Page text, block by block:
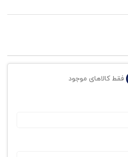
فقط کالاهای موجود